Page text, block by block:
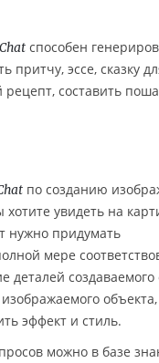
способен
эссе, сказку
составить
по созданию
увидеть на
нужно придумать
мере
деталей создаваемого
объекта,
эффект и стиль.
можно в базе